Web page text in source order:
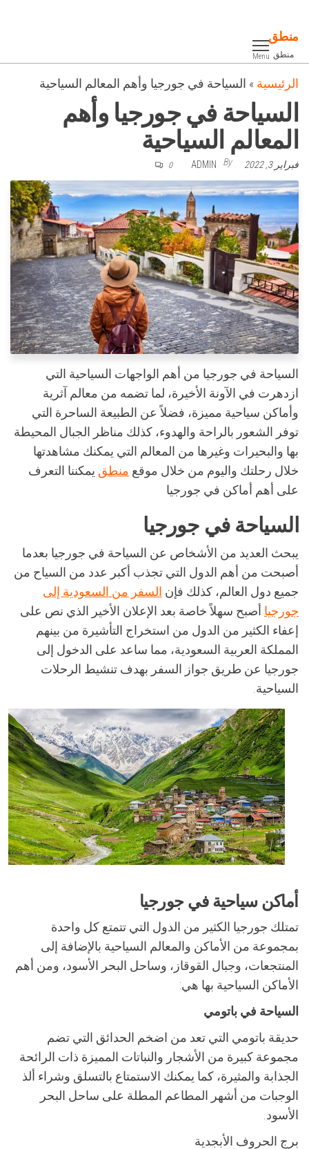
content
منطق
منطق Menu
الرئيسية » السياحة في جورجيا وأهم المعالم السياحية
السياحة في جورجيا وأهم
المعالم السياحية
فبراير 3, 2022 By
ADMIN
0
السياحة في جورجيا من أهم الواجهات السياحية التي
ازدهرت في الآونة الأخيرة، لما تضمه من معالم آثرية
وأماكن سياحية مميزة، فضلاً عن الطبيعة الساحرة التي
توفر الشعور بالراحة والهدوء، كذلك مناظر الجبال المحيطة
بها والبحيرات وغيرها من المعالم التي يمكنك مشاهدتها
خلال رحلتك واليوم من خلال موقع منطق يمكننا التعرف
على أهم أماكن في جورجيا
السياحة في جورجيا
يبحث العديد من الأشخاص عن السياحة في جورجيا بعدما
أصبحت من أهم الدول التي تجذب أكبر عدد من السياح من
جميع دول العالم، كذلك فإن السفر من السعودية إلى
جورجيا أصبح سهلاً خاصة بعد الإعلان الأخير الذي نص على
إعفاء الكثير من الدول من استخراج التأشيرة من بينهم
المملكة العربية السعودية، مما ساعد على الدخول إلى
جورجيا عن طريق جواز السفر بهدف تنشيط الرحلات
السياحية.
أماكن سياحية في جورجيا
تمتلك جورجيا الكثير من الدول التي تتمتع كل واحدة
بمجموعة من الأماكن والمعالم السياحية بالإضافة إلى
المنتجعات، وجبال القوقاز، وساحل البحر الأسود، ومن أهم
الأماكن السياحية بها هي:
السياحة في باتومي
حديقة باتومي التي تعد من اضخم الحدائق التي تضم
مجموعة كبيرة من الأشجار والنباتات المميزة ذات الرائحة
الجذابة والمثيرة، كما يمكنك الاستمتاع بالتسلق وشراء ألذ
الوجبات من أشهر المطاعم المطلة على ساحل البحر
الأسود.
برج الحروف الأبجدية